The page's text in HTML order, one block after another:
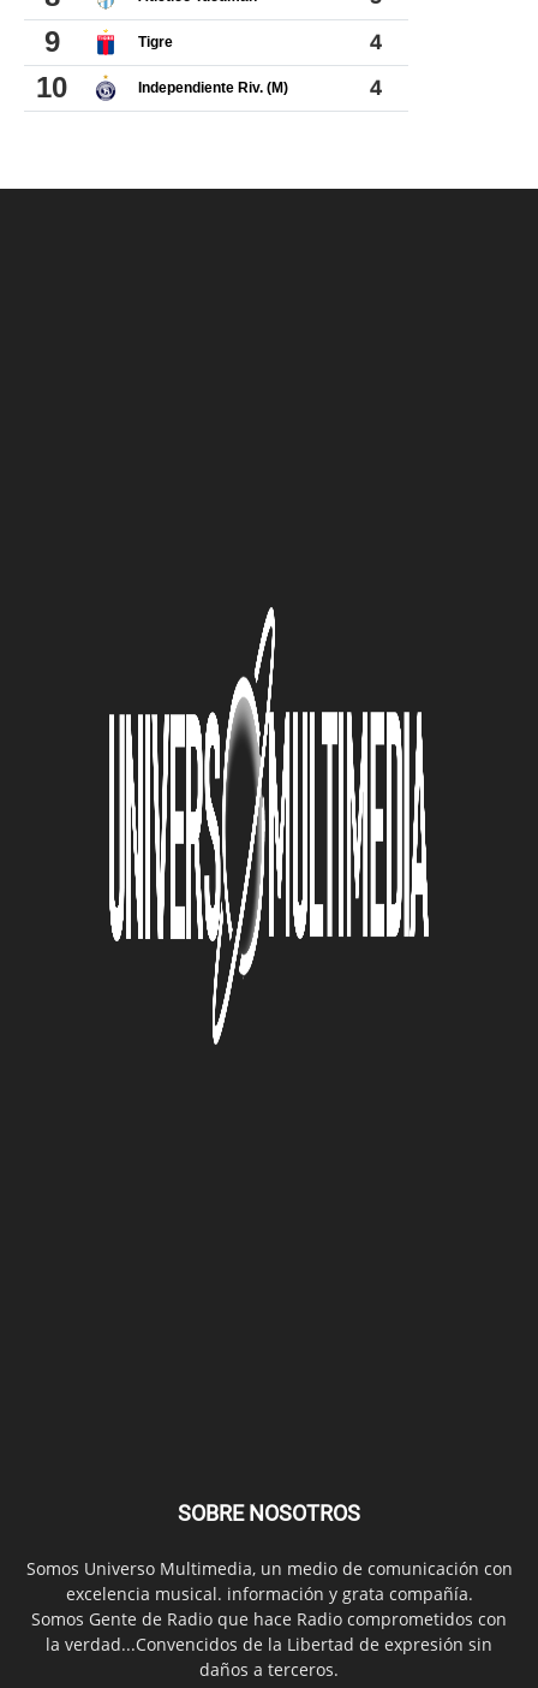
SOBRE NOSOTROS
Somos Universo Multimedia, un medio de comunicación con
excelencia musical. información y grata compañía.
Somos Gente de Radio que hace Radio comprometidos con
la verdad...Convencidos de la Libertad de expresión sin
daños a terceros.